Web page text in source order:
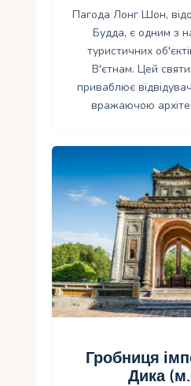
Пагода Лонг Шон,
Будда, є одним з
туристичних
В'єтнам. Цей
приваблює
вражаючою
Гробниця
Дика